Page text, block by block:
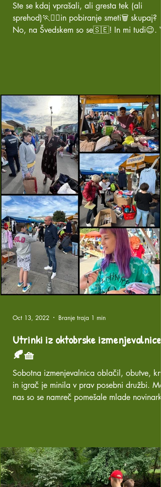
Ste se kdaj vprašali, ali gresta tek (ali
sprehod)🏃🚶‍♀️in pobiranje smeti🗑 skupaj?
No, na Švedskem so se🇸🇪! In mi tudi😉.
Utrinki iz oktobrske izmenjevalnice
🍂🧺
Sobotna izmenjevalnica oblačil, obutve,
in igrač je minila v prav posebni družbi.
nas so se namreč pomešale mlade novinarke
Oct 13, 2022 Branje traja 1 min